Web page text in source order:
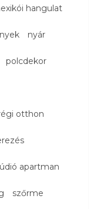
hangulat
nyár
polcdekor
otthon
apartman
szőrme